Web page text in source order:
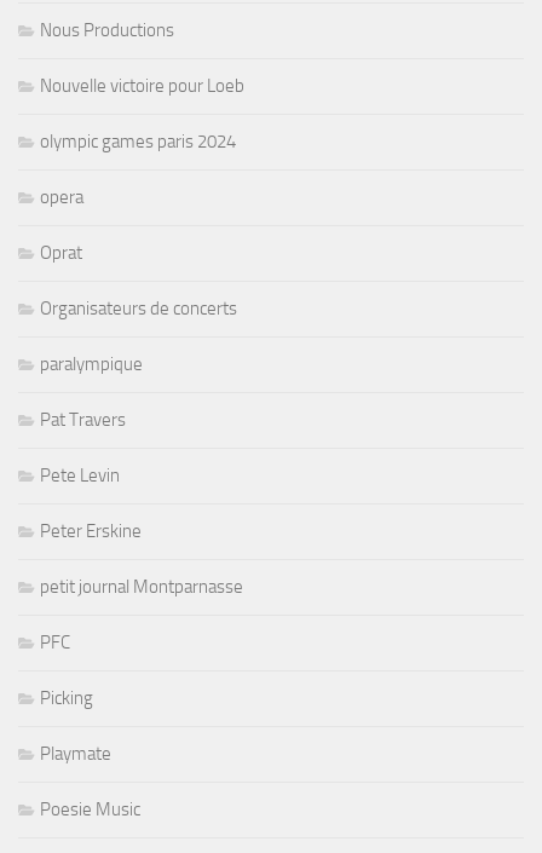
Nous Productions
Nouvelle victoire pour Loeb
olympic games paris 2024
opera
Oprat
Organisateurs de concerts
paralympique
Pat Travers
Pete Levin
Peter Erskine
petit journal Montparnasse
PFC
Picking
Playmate
Poesie Music